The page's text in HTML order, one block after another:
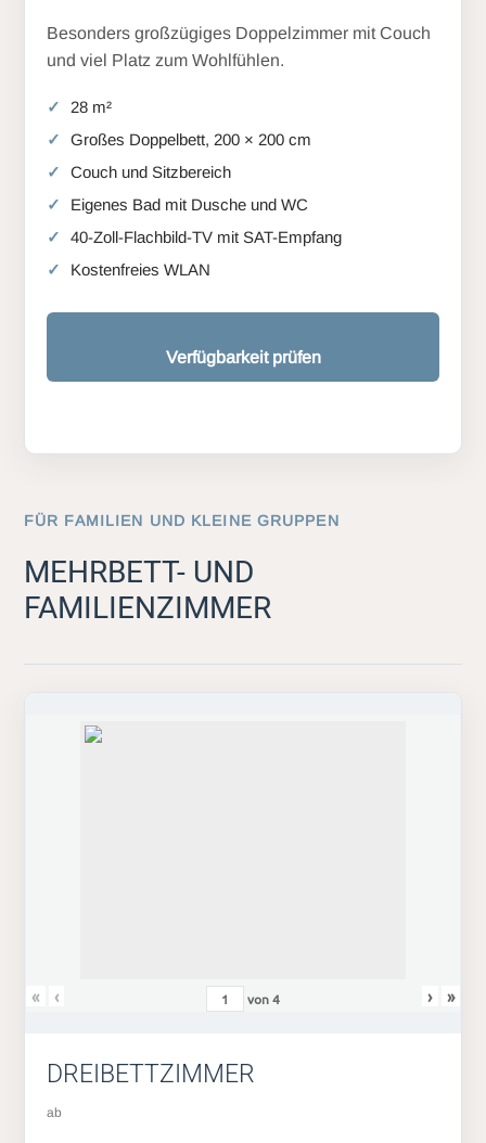
Besonders großzügiges Doppelzimmer mit Couch
und viel Platz zum Wohlfühlen.
28 m²
Großes Doppelbett, 200 × 200 cm
Couch und Sitzbereich
Eigenes Bad mit Dusche und WC
40-Zoll-Flachbild-TV mit SAT-Empfang
Kostenfreies WLAN
Verfügbarkeit prüfen
FÜR FAMILIEN UND KLEINE GRUPPEN
MEHRBETT- UND
FAMILIENZIMMER
« ‹ von4 › »
DREIBETTZIMMER
ab